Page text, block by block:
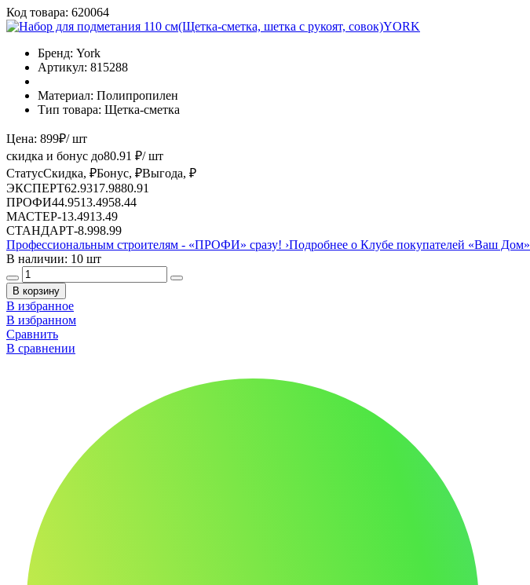
Код товара: 620064
Бренд: York
Артикул: 815288
Материал: Полипропилен
Тип товара: Щетка-сметка
Цена: 899₽/ шт
скидка и бонус до80.91 ₽/ шт
СтатусСкидка, ₽Бонус, ₽Выгода, ₽
ЭКСПЕРТ62.9317.9880.91
ПРОФИ44.9513.4958.44
МАСТЕР-13.4913.49
СТАНДАРТ-8.998.99
Профессиональным строителям - «ПРОФИ» сразу! ›Подробнее о Клубе покупателей «Ваш Дом»
В наличии: 10 шт
В корзину
В избранное
В избранном
Сравнить
В сравнении